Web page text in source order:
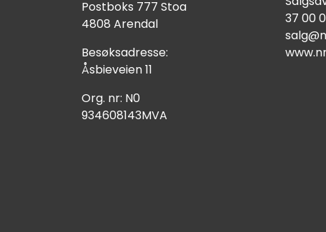
Postboks 777 Stoa
4808 Arendal
Besøksadresse:
Åsbieveien 11
Org. nr: N0
934608143MVA
37 00